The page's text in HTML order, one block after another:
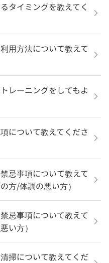
タイミングを教えてく
用方法について教えて
レーニングをしてもよ
について教えてくださ
忌事項について教えて
方/体調の悪い方）
忌事項について教えて
い方）
掃について教えてくだ